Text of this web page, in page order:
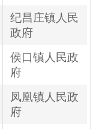
纪昌庄镇人民
政府
侯口镇人民政
府
凤凰镇人民政
府